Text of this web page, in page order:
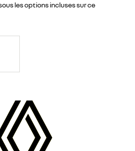
les options incluses sur ce